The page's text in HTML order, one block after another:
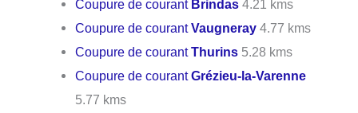
Coupure de courant Brindas 4.21 kms
Coupure de courantVaugneray 4.77 kms
Coupure de courantThurins 5.28 kms
Coupure de courantGrézieu-la-Varenne
5.77 kms